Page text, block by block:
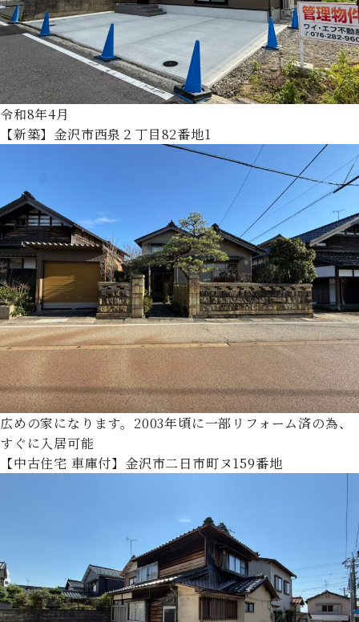
令和8年4月
【新築】金沢市西泉２丁目82番地1
広めの家になります。2003年頃に一部リフォーム済の為、
すぐに入居可能
【中古住宅 車庫付】金沢市二日市町ヌ159番地